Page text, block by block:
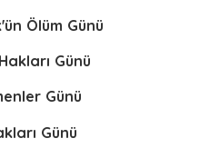
Ölüm Günü
Günü
Günü
Günü